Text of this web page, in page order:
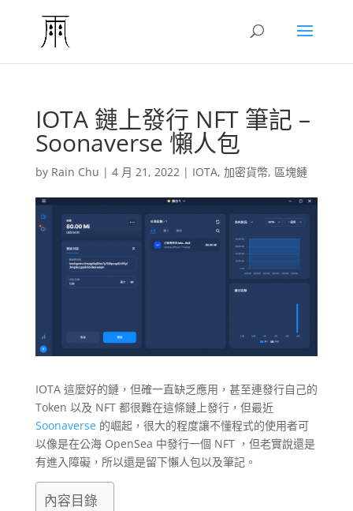
IOTA 鏈上發行 NFT 筆記 –
Soonaverse 懶人包
by Rain Chu | 4 月 21, 2022| IOTA, 加密貨幣, 區塊鏈
IOTA 這麼好的鏈，但確一直缺乏應用，甚至連發行自己的
Token 以及 NFT 都很難在這條鏈上發行，但最近
Soonaverse的崛起，很大的程度讓不懂程式的使用者可
以像是在公海 OpenSea 中發行一個 NFT ，但老實說還是
有進入障礙，所以還是留下懶人包以及筆記。
內容目錄